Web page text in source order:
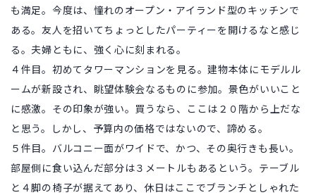
も満足。今度は、憧れのオープン・アイランド型のキッチンで
ある。友人を招いてちょっとしたパーティーを開けるなと感じ
る。夫婦ともに、強く心に刻まれる。
４件目。初めてタワーマンションを見る。建物本体にモデルル
ームが新設され、眺望体験会なるものに参加。景色がいいこと
に感激。その印象が強い。買うなら、ここは２０階から上だな
と思う。しかし、予算内の価格ではないので、諦める。
５件目。バルコニー面がワイドで、かつ、その奥行きも長い。
部屋側に食い込んだ部分は３メートルもあるという。テーブル
と４脚の椅子が据えてあり、休日はここでブランチとしゃれた